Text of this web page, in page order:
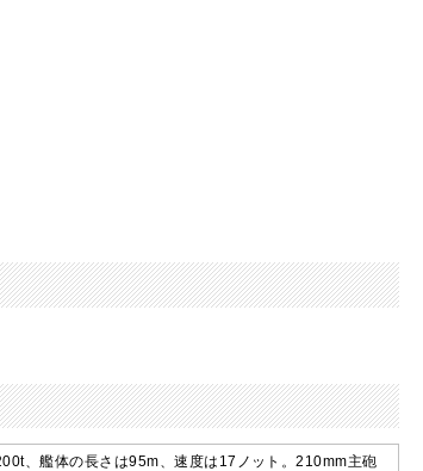
、艦体の長さは95m、速度は17ノット。210mm主砲